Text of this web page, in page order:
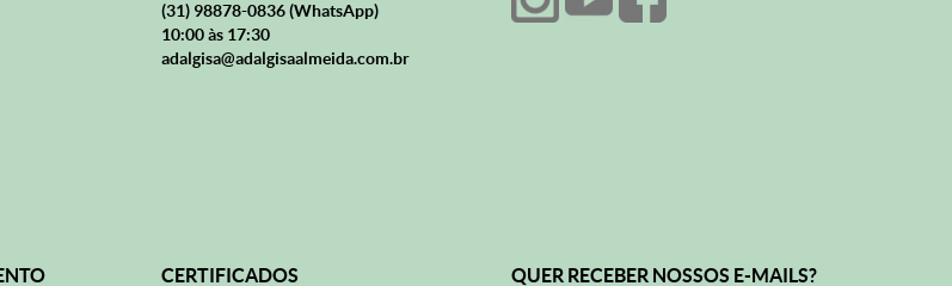
(31) 98878-0836(WhatsApp)
10:00 às 17:30
adalgisa@adalgisaalmeida.com.br
CERTIFICADOS QUER RECEBER NOSSOS E-MAILS?